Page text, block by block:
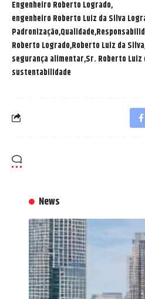
Engenheiro Roberto Logrado
engenheiro Roberto Luiz da Silva
Padronização Qualidade
Roberto Logrado Roberto Luiz da Silva
segurança alimentar Sr. Roberto Luiz
sustentabilidade
News